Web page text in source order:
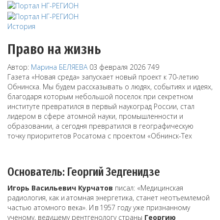
История
Право на жизнь
Автор: Марина БЕЛЯЕВА 03 февраля 2026 749
Газета «Новая среда» запускает новый проект к 70-летию
Обнинска. Мы будем рассказывать о людях, событиях и идеях,
благодаря которым небольшой поселок при секретном
институте превратился в первый наукоград России, стал
лидером в сфере атомной науки, промышленности и
образовании, а сегодня превратился в географическую
точку приоритетов Росатома с проектом «Обнинск-Тех
Основатель: Георгий Зедгенидзе
Игорь Васильевич Курчатов писал: «Медицинская
радиология, как и атомная энергетика, станет неотъемлемой
частью атомного века». И в 1957 году уже признанному
ученому, ведущему рентгенологу страны Георгию